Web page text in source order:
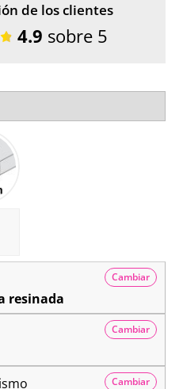
de los clientes
4.9 sobre 5
Cambiar
resinada
Cambiar
Cambiar